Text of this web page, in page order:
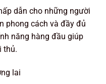
dẫn cho những người
phong cách và đầy đủ
năng hàng đầu giúp
thủ.
lai